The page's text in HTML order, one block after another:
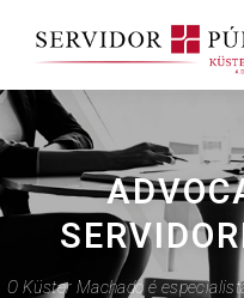
O Küster Machado é